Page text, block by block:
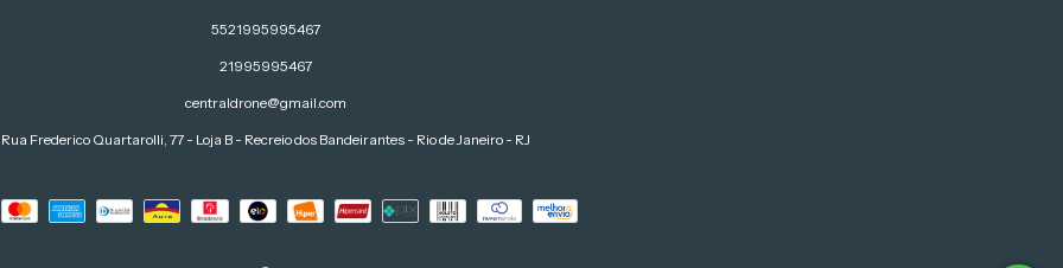
5521995995467
21995995467
centraldrone@gmail.com
Rua Frederico Quartarolli, 77 - Loja B - Recreio dos Bandeirantes - Rio de Janeiro - RJ